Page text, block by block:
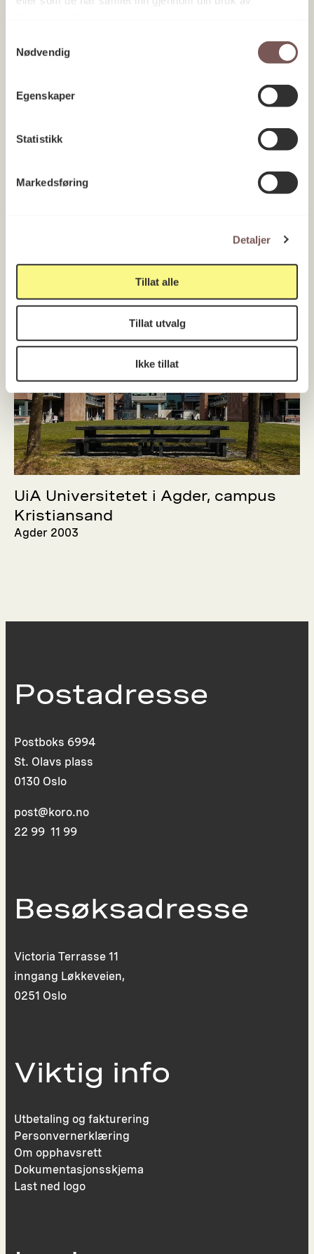
Nødvendig
Egenskaper
Statistikk
Markedsføring
Detaljer
Tillat alle
Tillat utvalg
Ikke tillat
Vestland 2017
Den norske ambassadørboligen i
Sofia
UiA Universitetet i Agder, campus
Kristiansand
Agder 2003
Postadresse
Postboks 6994
St. Olavs plass
0130 Oslo
post@koro.no
22 99 11 99
Besøksadresse
Victoria Terrasse 11
inngang Løkkeveien,
0251 Oslo
Viktig info
Utbetaling og fakturering
Personvernerklæring
Om opphavsrett
Dokumentasjonsskjema
Last ned logo